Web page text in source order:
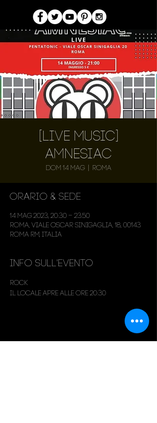
[Live Music]
Amnesiac
dom 14 mag Roma
Orario & Sede
14 mag 2023, 20:30 – 23:50
Roma, Viale Oscar Sinigaglia, 18, 00143
Roma RM, Italia
Info sull'evento
Rock
Il locale apre alle ore 20:30